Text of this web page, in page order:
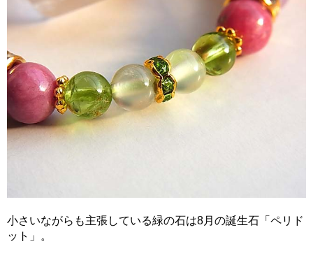
小さいながらも主張している緑の石は8月の誕生石「ペリド
ット」。